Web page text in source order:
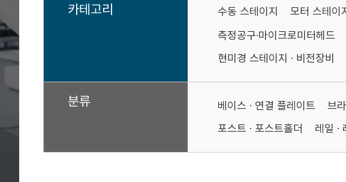
카테고리 수동 스테이지 모터 스테이
측정공구·마이크로미터헤드
현미경 스테이지 · 비전장비
분류 베이스 · 연결 플레이트 브
포스트 · 포스트홀더
레일 ·